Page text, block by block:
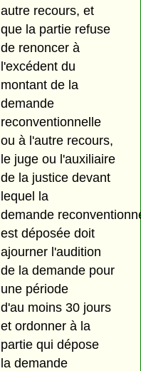
autre recours, et
que la partie refuse
de renoncer à
l'excédent du
montant de la
demande
reconventionnelle
ou à l'autre recours,
le juge ou l'auxiliaire
de la justice devant
lequel la
demande
est déposée doit
ajourner l'audition
de la demande pour
une période
d'au moins 30 jours
et ordonner à la
partie qui dépose
la demande